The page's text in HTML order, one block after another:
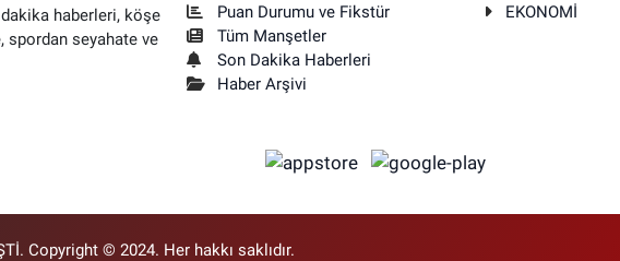
haberleri, köşe
spordan seyahate ve
Puan Durumu ve Fikstür
Tüm Manşetler
Son Dakika Haberleri
Haber Arşivi
EKONOMİ
Copyright © 2024. Her hakkı saklıdır.